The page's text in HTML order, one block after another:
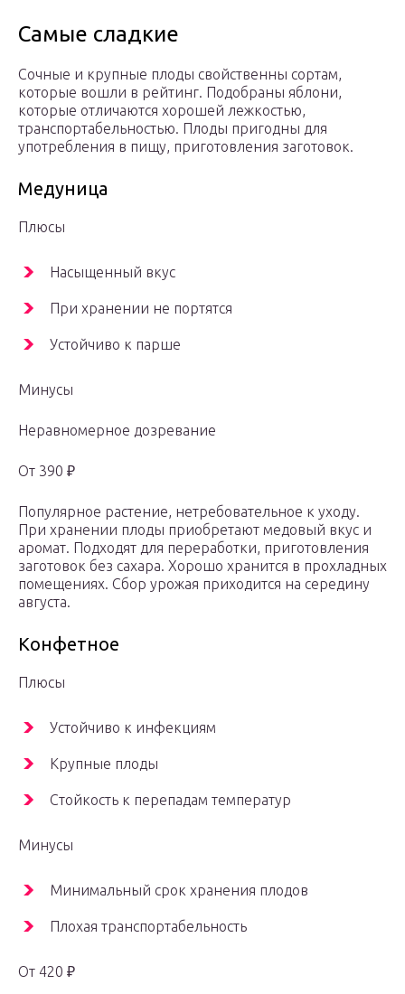
Самые сладкие
Сочные и крупные плоды свойственны сортам,
которые вошли в рейтинг. Подобраны яблони,
которые отличаются хорошей лежкостью,
транспортабельностью. Плоды пригодны для
употребления в пищу, приготовления заготовок.
Медуница
Плюсы
Насыщенный вкус
При хранении не портятся
Устойчиво к парше
Минусы
Неравномерное дозревание
От 390 ₽
Популярное растение, нетребовательное к уходу.
При хранении плоды приобретают медовый вкус и
аромат. Подходят для переработки, приготовления
заготовок без сахара. Хорошо хранится в прохладных
помещениях. Сбор урожая приходится на середину
августа.
Конфетное
Плюсы
Устойчиво к инфекциям
Крупные плоды
Стойкость к перепадам температур
Минусы
Минимальный срок хранения плодов
Плохая транспортабельность
От 420 ₽